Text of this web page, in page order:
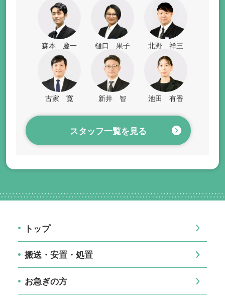
森本 慶一 樋口 果子 北野 祥三
古家 寛 新井 智 池田 有香
スタッフ一覧を見る
トップ
搬送・安置・処置
お急ぎの方